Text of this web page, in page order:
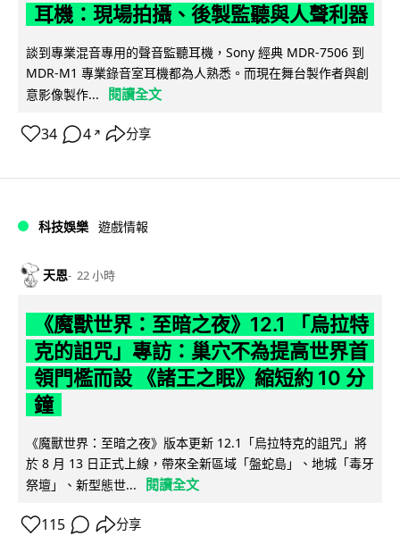
耳機：現場拍攝、後製監聽與人聲利器
談到專業混音專用的聲音監聽耳機，Sony 經典 MDR-7506 到
MDR-M1 專業錄音室耳機都為人熟悉。而現在舞台製作者與創
意影像製作...
閱讀全文
34 4 ↗ 分享
科技娛樂 遊戲情報
天恩 22 小時
《魔獸世界：至暗之夜》12.1 「烏拉特
克的詛咒」專訪：巢穴不為提高世界首
領門檻而設 《諸王之眠》縮短約 10 分
鐘
《魔獸世界：至暗之夜》版本更新 12.1「烏拉特克的詛咒」將
於 8 月 13 日正式上線，帶來全新區域「盤蛇島」、地城「毒牙
祭壇」、新型態世...
閱讀全文
115 分享